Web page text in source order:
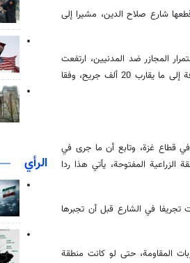
شارع صلاح الدين، مشيرا إلى
المجازر ضد المدنيين، ارتفعت
حصيلة العدوان إلى 8005 شهداء، بينهم 3342 طفلا و2062 سيدة و460 مسنا، إضافة إلى ما يقارب 20 ألف جريح، وفقا
قطاع غزة، وتابع أن ما جرى في
المفتوحة، يأتي هذا ردا
في الشارع قبل أن تجبرها
المقاومة، حتى لو كانت منطقة
الرأي